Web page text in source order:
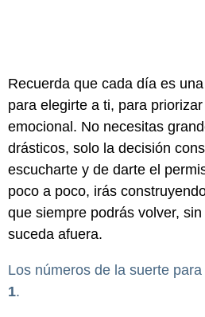
Recuerda que cada día es
para elegirte a ti, para
emocional. No necesitas
drásticos, solo la decisión
escucharte y de darte el
poco a poco, irás
que siempre podrás volver,
suceda afuera.
Los números de la suerte
1.